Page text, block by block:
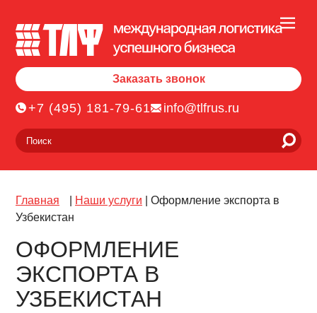
Заказать звонок
+7 (495) 181-79-61 info@tlfrus.ru
Главная Наши услуги
Оформление экспорта в
Узбекистан
ОФОРМЛЕНИЕ
ЭКСПОРТА В
УЗБЕКИСТАН